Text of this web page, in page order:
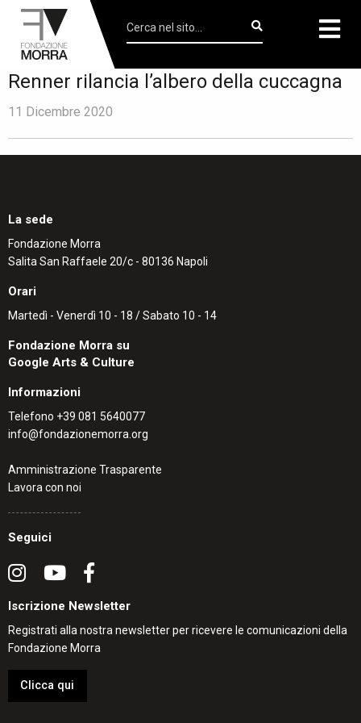
Renner rilancia l’albero della cuccagna
11 Dicembre 2020
La sede
Fondazione Morra
Salita San Raffaele 20/c - 80136 Napoli
Orari
Martedì - Venerdì 10 - 18 / Sabato 10 - 14
Fondazione Morra su
Google Arts & Culture
Informazioni
Telefono +39 081 5640077
info@fondazionemorra.org
Amministrazione Trasparente
Lavora con noi
Seguici
Iscrizione Newsletter
Registrati alla nostra newsletter per ricevere le comunicazioni della
Fondazione Morra
Clicca qui